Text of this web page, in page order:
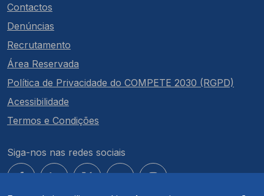
Contactos
Denúncias
Recrutamento
Área Reservada
Política de Privacidade do COMPETE 2030 (RGPD)
Acessibilidade
Termos e Condições
Siga-nos nas redes sociais